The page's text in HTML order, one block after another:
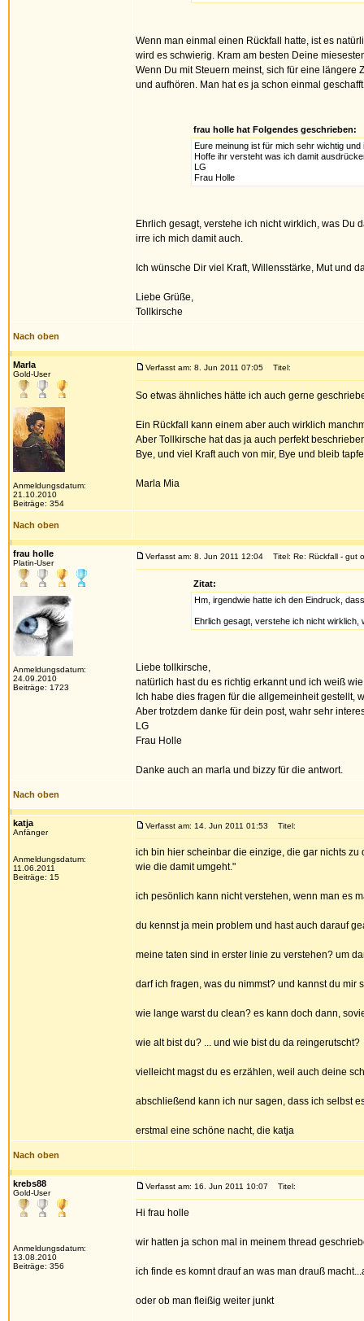
Wenn man einmal einen Rückfall hatte, ist es
wird es schwierig. Kram am besten Deine
Wenn Du mit Steuern meinst, sich für eine
und aufhören. Man hat es ja schon einmal
frau holle hat Folgendes geschrieben:
Eure meinung ist für mich sehr wichtig
Hoffe ihr versteht was ich damit
LG
Frau Holle
Ehrlich gesagt, verstehe ich nicht wirklich, was Du
irre ich mich damit auch.
Ich wünsche Dir viel Kraft, Willensstärke, Mut und
Liebe Grüße,
Tollkirsche
Nach oben
Marla
Gold-User
Anmeldungsdatum:
21.10.2010
Beiträge: 354
Verfasst am: 8. Jun 2011 07:05 Titel:
So etwas ähnliches hätte ich auch gerne
Ein Rückfall kann einem aber auch wirklich
Aber Tollkirsche hat das ja auch perfekt
Bye, und viel Kraft auch von mir, Bye und bleib
Marla Mia
Nach oben
frau holle
Platin-User
Anmeldungsdatum:
24.09.2010
Beiträge: 1723
Verfasst am: 8. Jun 2011 12:04 Titel: Re: Rückfall - gut
Zitat:
Hm, irgendwie hatte ich den Eindruck,
Ehrlich gesagt, verstehe ich nicht
Liebe tollkirsche,
natürlich hast du es richtig erkannt und ich weiß
Ich habe dies fragen für die allgemeinheit gestellt,
Aber trotzdem danke für dein post, wahr sehr
LG
Frau Holle
Danke auch an marla und bizzy für die antwort.
Nach oben
katja
Anfänger
Anmeldungsdatum:
11.06.2011
Beiträge: 15
Verfasst am: 14. Jun 2011 01:53 Titel:
ich bin hier scheinbar die einzige, die gar nichts
wie die damit umgeht."
ich pesönlich kann nicht verstehen, wenn man es
du kennst ja mein problem und hast auch darauf
meine taten sind in erster linie zu verstehen? um
darf ich fragen, was du nimmst? und kannst du
wie lange warst du clean? es kann doch dann,
wie alt bist du? ... und wie bist du da reingerutscht?
vielleicht magst du es erzählen, weil auch deine
abschließend kann ich nur sagen, dass ich selbst
erstmal eine schöne nacht, die katja
Nach oben
krebs88
Gold-User
Anmeldungsdatum:
13.08.2010
Beiträge: 356
Verfasst am: 16. Jun 2011 10:07 Titel:
Hi frau holle
wir hatten ja schon mal in meinem thread
ich finde es komnt drauf an was man drauß
oder ob man fleißig weiter junkt